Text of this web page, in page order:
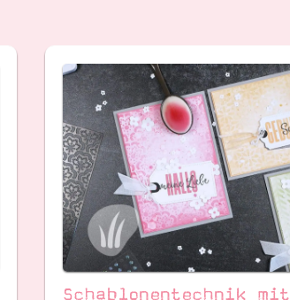
Schablonentechnik mit